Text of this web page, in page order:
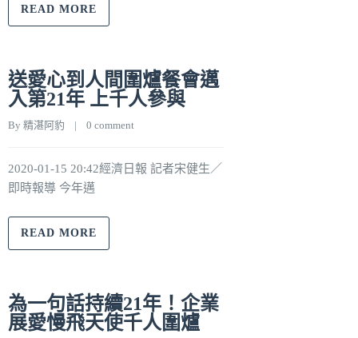
READ MORE
送愛心到人間圍爐餐會邁
入第21年 上千人參與
By 精湛阿豹
    |
0 comment
2020-01-15 20:42經濟日報 記者宋健生／
即時報導 今年邁
READ MORE
為一句話持續21年！企業
展愛慢飛天使千人圍爐